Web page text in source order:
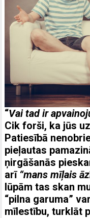
“Vai tad ir
Cik forši, ka jūs
Patiesībā
pieļautas
ņirgāšanās
arī“mans mīļais
lūpām tas skan
“pilna garuma”
mīlestību, turklāt